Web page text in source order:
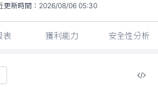
更新時間： 2026/08/06 05:30
表 獲利能力 安全性分析